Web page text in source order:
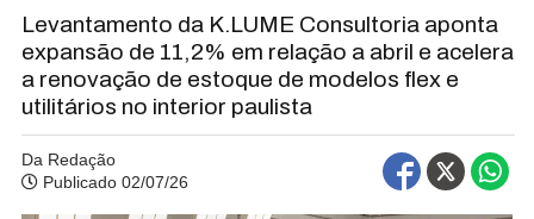
Levantamento da K.LUME Consultoria aponta
expansão de 11,2% em relação a abril e acelera
a renovação de estoque de modelos flex e
utilitários no interior paulista
Da Redação
Publicado 02/07/26